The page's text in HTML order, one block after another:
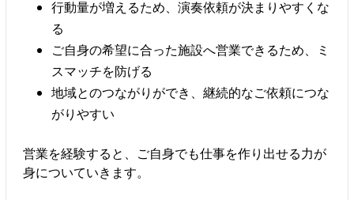
行動量が増えるため、演奏依頼が決まりやすくな
る
ご自身の希望に合った施設へ営業できるため、ミ
スマッチを防げる
地域とのつながりができ、継続的なご依頼につな
がりやすい
営業を経験すると、ご自身でも仕事を作り出せる力が
身についていきます。